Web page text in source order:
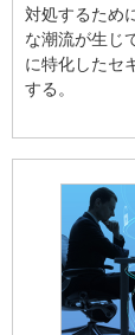
対処するため
な潮流が生じ
に特化したセ
する。